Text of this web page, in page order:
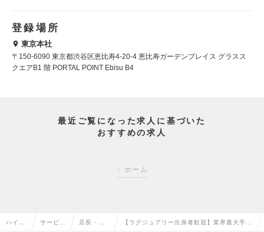
登録場所
東京本社
〒150-6090 東京都渋谷区恵比寿4-20-4 恵比寿ガーデンプレイス グラスス
クエアB1 階 PORTAL POINT Ebisu B4
最近ご覧になった求人に基づいた
おすすめの求人
ホーム
ハイク サービ 店長・販 【ラグジュアリー出身者歓迎】業界最大手コ